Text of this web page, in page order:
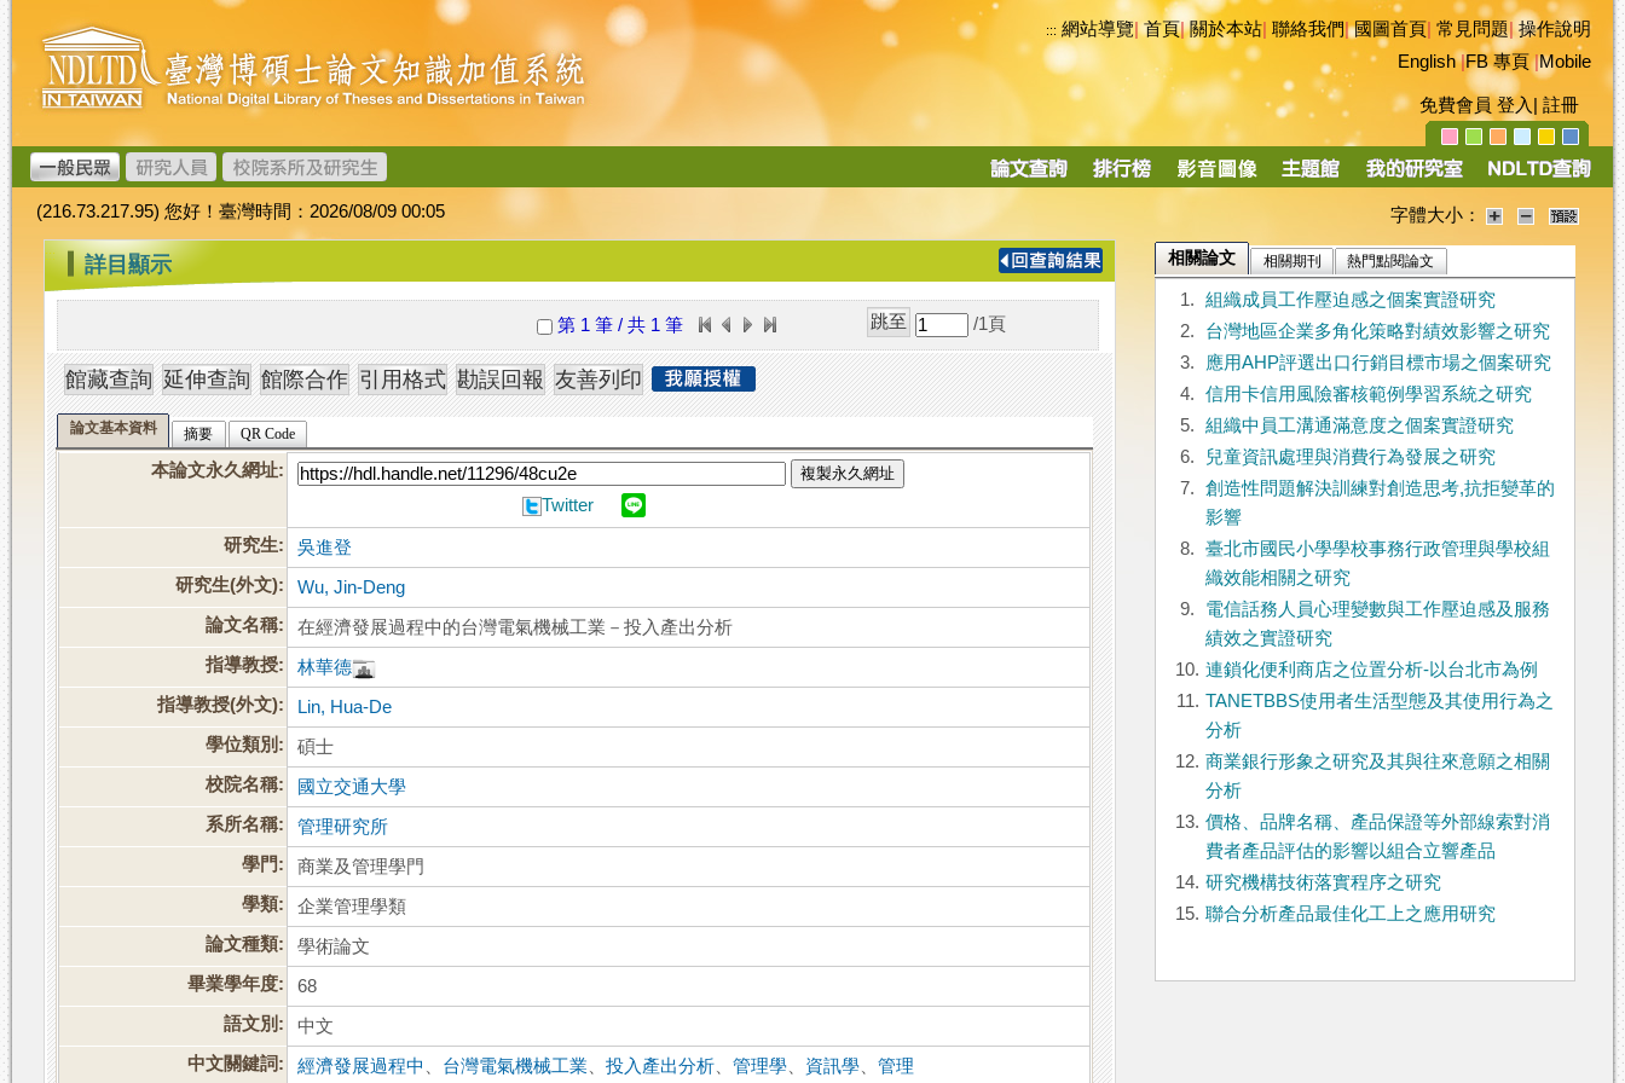
跳
到
主
要
內
容
臺
灣
博
碩
士
論
文
加
值
系
統
::: 網站導覽|首頁|關於本站 聯絡我們|國圖首頁 常見問題|操作說明
English|FB 專頁|Mobile
免費會員 登入 註冊
導
(216.73.217.95) 您好！臺灣時間：2026/08/09 00:05 字體大小：
::: 詳目顯示
第 1 筆 / 共 1 筆 /1 頁
論文基本資料 摘要 QR Code
本論文永久網址: 複製永久網址
Twitter
研究生:
吳進登
研究生(外文):
Wu, Jin-Deng
論文名稱:
在經濟發展過程中的台灣電氣機械工業－投入產出分析
指導教授:
林華德
指導教授(外文):
Lin, Hua-De
學位類別:
碩士
校院名稱:
國立交通大學
系所名稱:
管理研究所
學門:
商業及管理學門
學類:
企業管理學類
論文種類:
學術論文
畢業學年度:
68
語文別:
中文
中文關鍵詞:
經濟發展過程中 台灣電氣機械工業 、投入產出分析 、管理學 資訊學 、管理
相關論文 相關期刊 熱門點閱論文
1.
組織成員工作壓迫感之個案實證研究
2.
台灣地區企業多角化策略對績效影響之研究
3.
應用AHP評選出口行銷目標市場之個案研究
4.
信用卡信用風險審核範例學習系統之研究
5.
組織中員工溝通滿意度之個案實證研究
6.
兒童資訊處理與消費行為發展之研究
7.
創造性問題解決訓練對創造思考,抗拒變革的
影響
8.
臺北市國民小學學校事務行政管理與學校組
織效能相關之研究
9.
電信話務人員心理變數與工作壓迫感及服務
績效之實證研究
10. 連鎖化便利商店之位置分析-以台北市為例
11. TANETBBS使用者生活型態及其使用行為之
分析
12. 商業銀行形象之研究及其與往來意願之相關
分析
13. 價格、品牌名稱、產品保證等外部線索對消
費者產品評估的影響以組合立響產品
14. 研究機構技術落實程序之研究
15. 聯合分析產品最佳化工上之應用研究